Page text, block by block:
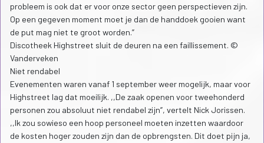
probleem is ook dat er voor onze sector geen perspectieven zijn.
Op een gegeven moment moet je dan de handdoek gooien want
de put mag niet te groot worden.”
Discotheek Highstreet sluit de deuren na een faillissement. ©
Vanderveken
Niet rendabel
Evenementen waren vanaf 1 september weer mogelijk, maar voor
Highstreet lag dat moeilijk. ,,De zaak openen voor tweehonderd
personen zou absoluut niet rendabel zijn”, vertelt Nick Jorissen.
,,Ik zou sowieso een hoop personeel moeten inzetten waardoor
de kosten hoger zouden zijn dan de opbrengsten. Dit doet pijn ja,